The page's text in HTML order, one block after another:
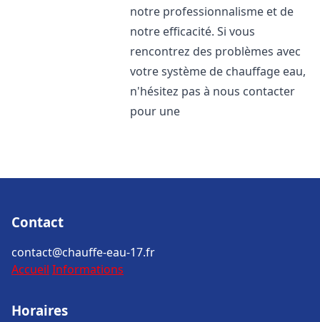
notre professionnalisme et de
notre efficacité. Si vous
rencontrez des problèmes avec
votre système de chauffage eau,
n'hésitez pas à nous contacter
pour une
Contact
contact@chauffe-eau-17.fr
Accueil Informations
Horaires